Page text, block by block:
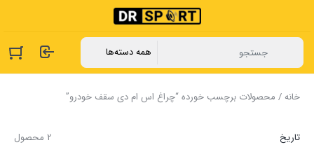
خانه/ محصولات برچسب خورده “چراغ اس ام دی سقف خودرو”
2 محصول تاریخ